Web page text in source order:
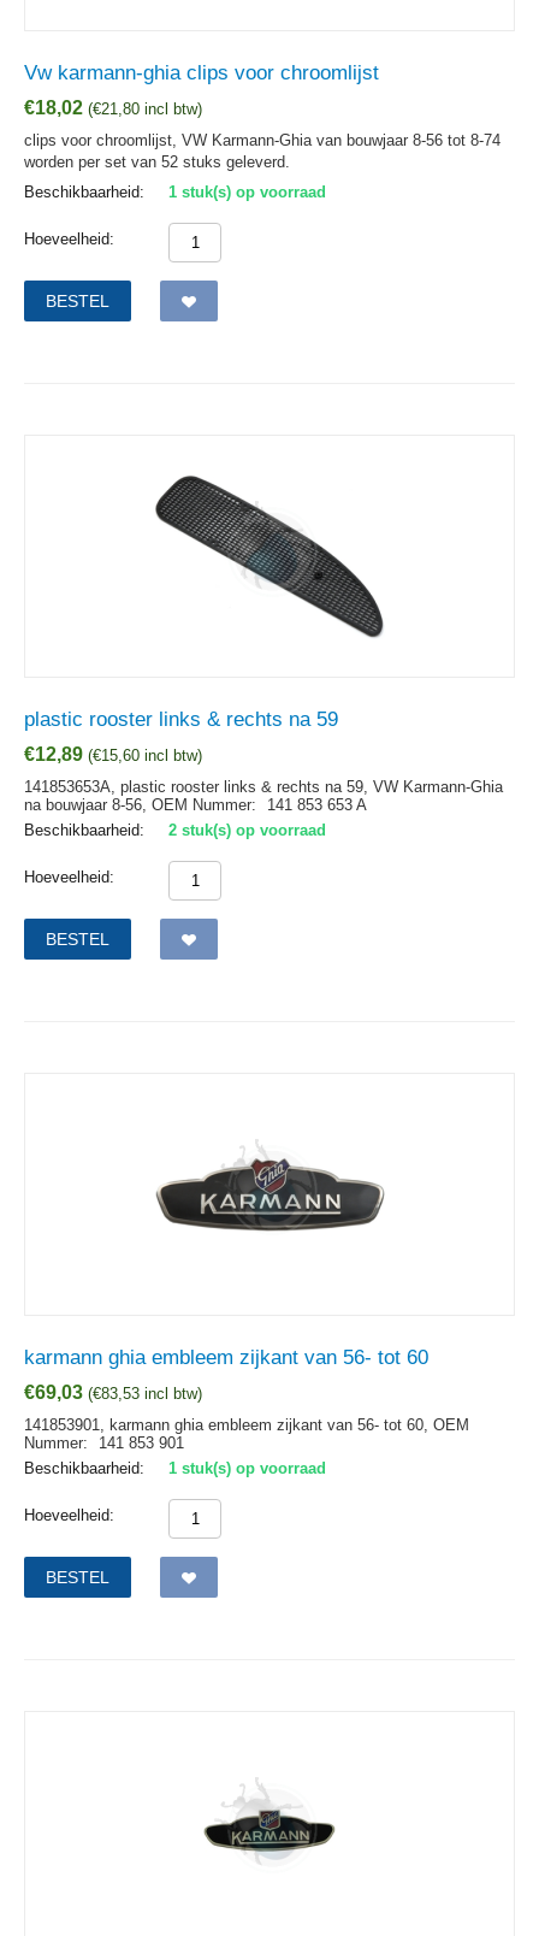
Vw karmann-ghia clips voor chroomlijst
€18,02 (€21,80 incl btw)
clips voor chroomlijst, VW Karmann-Ghia van bouwjaar 8-56 tot 8-74
worden per set van 52 stuks geleverd.
Beschikbaarheid:
1 stuk(s) op voorraad
Hoeveelheid:
BESTEL
plastic rooster links & rechts na 59
€12,89 (€15,60 incl btw)
141853653A, plastic rooster links & rechts na 59, VW Karmann-Ghia
na bouwjaar 8-56, OEM Nummer:
141 853 653 A
Beschikbaarheid:
2 stuk(s) op voorraad
Hoeveelheid:
BESTEL
karmann ghia embleem zijkant van 56- tot 60
€69,03 (€83,53 incl btw)
141853901, karmann ghia embleem zijkant van 56- tot 60, OEM
Nummer:
141 853 901
Beschikbaarheid:
1 stuk(s) op voorraad
Hoeveelheid:
BESTEL